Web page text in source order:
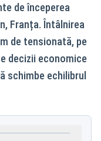
de începerea
Franța. Întâlnirea
de tensionată, pe
decizii economice
schimbe echilibrul